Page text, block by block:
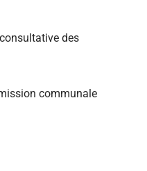
des
communale